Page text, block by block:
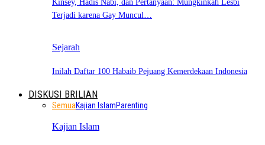
Kinsey, Hadis Nabi, dan Pertanyaan: Mungkinkah Lesbi
Terjadi karena Gay Muncul…
Sejarah
Inilah Daftar 100 Habaib Pejuang Kemerdekaan Indonesia
DISKUSI BRILIAN
SemuaKajian IslamParenting
Kajian Islam